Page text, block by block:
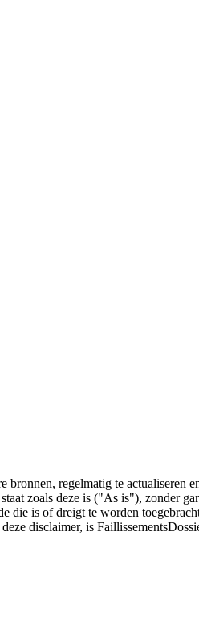
regelmatig te actualiseren
zoals deze is ("As is"), zonder
die is of dreigt te worden
disclaimer, is